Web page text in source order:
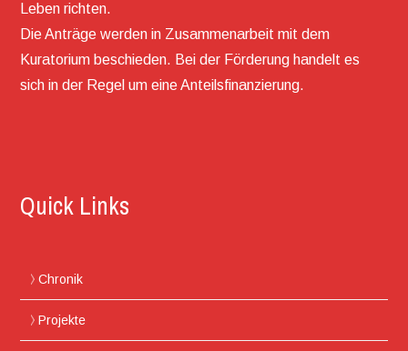
Leben richten.
Die Anträge werden in Zusammenarbeit mit dem
Kuratorium beschieden. Bei der Förderung handelt es
sich in der Regel um eine Anteilsfinanzierung.
Quick Links
Chronik
Projekte